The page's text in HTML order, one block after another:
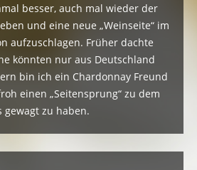
besser, auch mal wieder der
und eine neue „Weinseite“ im
aufzuschlagen. Früher dachte
könnten nur aus Deutschland
bin ich ein Chardonnay Freund
einen „Seitensprung“ zu dem
gewagt zu haben.